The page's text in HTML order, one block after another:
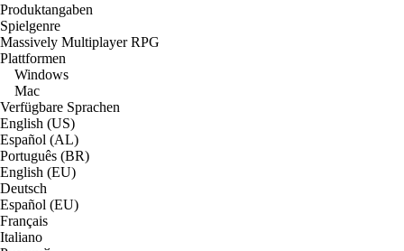
Produktangaben
Spielgenre
Massively Multiplayer RPG
Plattformen
Windows
Mac
Verfügbare Sprachen
English (US)
Español (AL)
Português (BR)
English (EU)
Deutsch
Español (EU)
Français
Italiano